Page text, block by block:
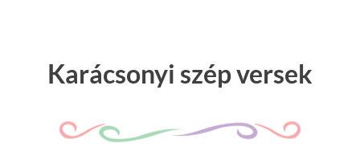
Karácsonyi szép versek